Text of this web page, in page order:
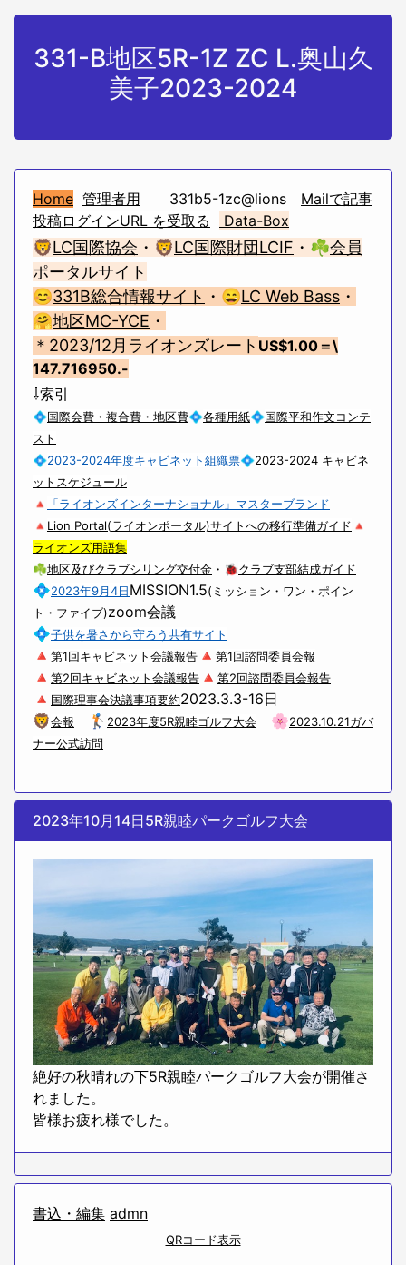
331-B地区5R-1Z ZC L.奥山久
美子2023-2024
Home 管理者用 331b5-1zc@lions Mailで記事
投稿ログインURL を受取る
Data-Box
🦁LC国際協会 ・🦁LC国際財団LCIF ・☘会員
ポータルサイト
😊331B総合情報サイト ・😄LC Web Bass ・
🤗地区MC-YCE ・
＊2023/12月ライオンズレート US$1.00＝\
147.716950.-
⇩索引
💠国際会費・複合費・地区費💠各種用紙💠国際平和作文コンテ
スト
💠2023-2024年度キャビネット組織票💠2023-2024 キャビネ
ットスケジュール
🔺
「ライオンズインターナショナル」マスターブランド
🔺 Lion Portal(ライオンポータル)サイトへの移行準備ガイド 🔺
ライオンズ用語集
☘地区及びクラブシリング交付金 ・🐞クラブ支部結成ガイド
💠2023年9月4日MISSION1.5(ミッション・ワン・ポイン
ト・ファイブ)zoom会議
💠子供を暑さから守ろう共有サイト
🔺 第1回キャビネット会議報告 🔺 第1回諮問委員会報
🔺 第2回キャビネット会議報告 🔺 第2回諮問委員会報告
🔺 国際理事会決議事項要約2023.3.3-16日
🦁会報 🏌 2023年度5R親睦ゴルフ大会 🌸2023.10.21ガバ
ナー公式訪問
2023年10月14日5R親睦パークゴルフ大会
絶好の秋晴れの下5R親睦パークゴルフ大会が開催さ
れました。
皆様お疲れ様でした。
書込・編集 admn
QRコード表示